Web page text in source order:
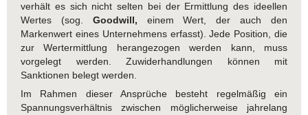
verhält es sich nicht selten bei der Ermittlung des ideellen
Wertes (sog. Goodwill, einem Wert, der auch den
Markenwert eines Unternehmens erfasst). Jede Position, die
zur Wertermittlung herangezogen werden kann, muss
vorgelegt werden. Zuwiderhandlungen können mit
Sanktionen belegt werden.
Im Rahmen dieser Ansprüche besteht regelmäßig ein
Spannungsverhältnis zwischen möglicherweise jahrelang